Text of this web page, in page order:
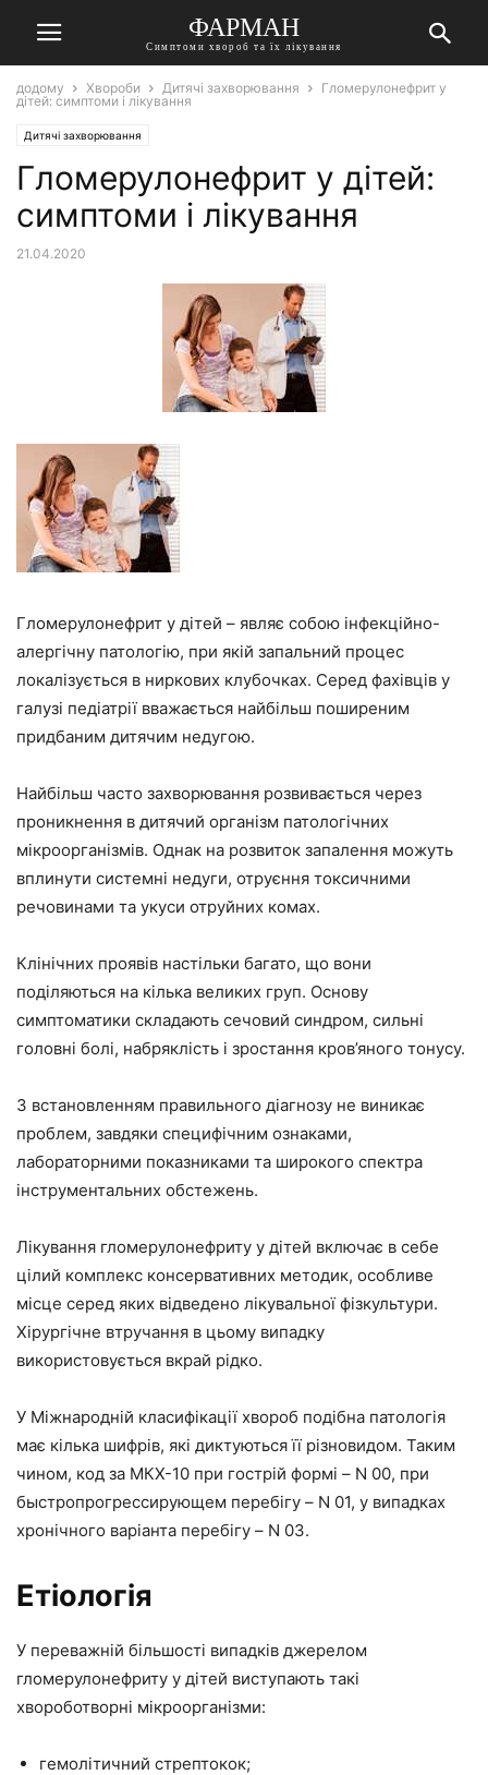
ФАРМАН
Симптоми хвороб та їх лікування
додому Хвороби Дитячі захворювання
Гломерулонефрит у
дітей: симптоми і лікування
Дитячі захворювання
Гломерулонефрит у дітей:
симптоми і лікування
21.04.2020
Гломерулонефрит у дітей – являє собою інфекційно-
алергічну патологію, при якій запальний процес
локалізується в ниркових клубочках. Серед фахівців у
галузі педіатрії вважається найбільш поширеним
придбаним дитячим недугою.
Найбільш часто захворювання розвивається через
проникнення в дитячий організм патологічних
мікроорганізмів. Однак на розвиток запалення можуть
вплинути системні недуги, отруєння токсичними
речовинами та укуси отруйних комах.
Клінічних проявів настільки багато, що вони
поділяються на кілька великих груп. Основу
симптоматики складають сечовий синдром, сильні
головні болі, набряклість і зростання кров’яного тонусу.
З встановленням правильного діагнозу не виникає
проблем, завдяки специфічним ознаками,
лабораторними показниками та широкого спектра
інструментальних обстежень.
Лікування гломерулонефриту у дітей включає в себе
цілий комплекс консервативних методик, особливе
місце серед яких відведено лікувальної фізкультури.
Хірургічне втручання в цьому випадку
використовується вкрай рідко.
У Міжнародній класифікації хвороб подібна патологія
має кілька шифрів, які диктуються її різновидом. Таким
чином, код за МКХ-10 при гострій формі – N 00, при
быстропрогрессирующем перебігу – N 01, у випадках
хронічного варіанта перебігу – N 03.
Етіологія
У переважній більшості випадків джерелом
гломерулонефриту у дітей виступають такі
хвороботворні мікроорганізми:
гемолітичний стрептокок;